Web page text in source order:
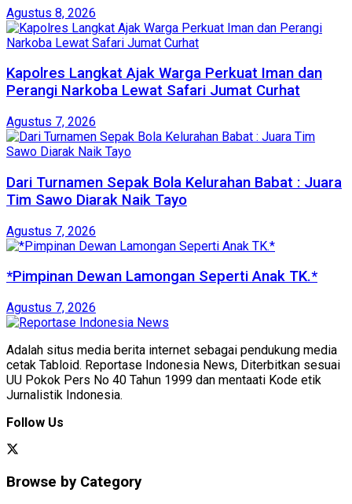
Agustus 8, 2026
Kapolres Langkat Ajak Warga Perkuat Iman dan
Perangi Narkoba Lewat Safari Jumat Curhat
Agustus 7, 2026
Dari Turnamen Sepak Bola Kelurahan Babat : Juara
Tim Sawo Diarak Naik Tayo
Agustus 7, 2026
*Pimpinan Dewan Lamongan Seperti Anak TK.*
Agustus 7, 2026
Adalah situs media berita internet sebagai pendukung media
cetak Tabloid. Reportase Indonesia News, Diterbitkan sesuai
UU Pokok Pers No 40 Tahun 1999 dan mentaati Kode etik
Jurnalistik Indonesia.
Follow Us
Browse by Category